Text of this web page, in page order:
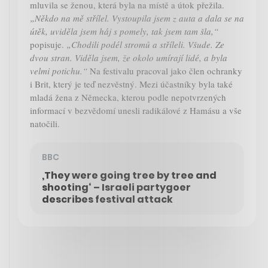
mluvila se ženou, která byla na místě a útok přežila.
„Někdo na mě střílel. Vystoupila jsem z auta a dala se na
útěk, uviděla jsem háj s pomely, tak jsem tam šla,“
popisuje. „Chodili podél stromů a stříleli. Všude. Ze
dvou stran. Viděla jsem, že okolo umírají lidé, a byla
velmi potichu.“ Na festivalu pracoval jako člen ochranky
i Brit, který je teď nezvěstný. Mezi účastníky byla také
mladá žena z Německa, kterou podle nepotvrzených
informací v bezvědomí unesli radikálové z Hamásu a vše
natočili.
BBC
‚They were going tree by tree and
shooting‘ – Israeli partygoer
describes festival attack